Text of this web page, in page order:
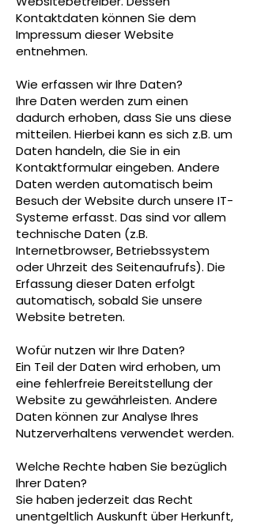
Kontaktdaten können Sie dem
Impressum dieser Website
entnehmen.
Wie erfassen wir Ihre Daten?
Ihre Daten werden zum einen
dadurch erhoben, dass Sie uns diese
mitteilen. Hierbei kann es sich z.B. um
Daten handeln, die Sie in ein
Kontaktformular eingeben. Andere
Daten werden automatisch beim
Besuch der Website durch unsere IT-
Systeme erfasst. Das sind vor allem
technische Daten (z.B.
Internetbrowser, Betriebssystem
oder Uhrzeit des Seitenaufrufs). Die
Erfassung dieser Daten erfolgt
automatisch, sobald Sie unsere
Website betreten.
Wofür nutzen wir Ihre Daten?
Ein Teil der Daten wird erhoben, um
eine fehlerfreie Bereitstellung der
Website zu gewährleisten. Andere
Daten können zur Analyse Ihres
Nutzerverhaltens verwendet werden.
Welche Rechte haben Sie bezüglich
Ihrer Daten?
Sie haben jederzeit das Recht
unentgeltlich Auskunft über Herkunft,